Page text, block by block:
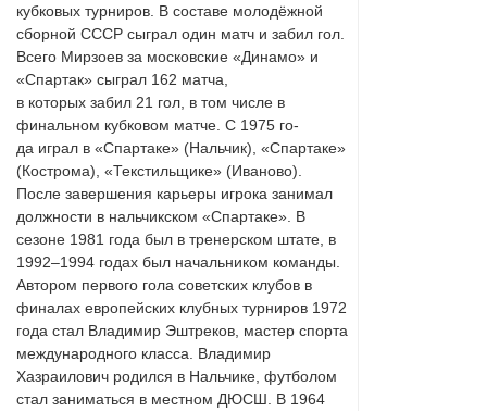
кубковых турниров. В составе молодёжной
сборной СССР сыграл один матч и забил гол.
Всего Мирзоев за московские «Динамо» и
«Спартак» сыграл 162 матча,
в которых забил 21 гол, в том числе в
финальном кубковом матче. C 1975 го-
да играл в «Спартаке» (Нальчик), «Спартаке»
(Кострома), «Текстильщике» (Иваново).
После завершения карьеры игрока занимал
должности в нальчикском «Спартаке». В
сезоне 1981 года был в тренерском штате, в
1992–1994 годах был начальником команды.
Автором первого гола советских клубов в
финалах европейских клубных турниров 1972
года стал Владимир Эштреков, мастер спорта
международного класса. Владимир
Хазраилович родился в Нальчике, футболом
стал заниматься в местном ДЮСШ. В 1964